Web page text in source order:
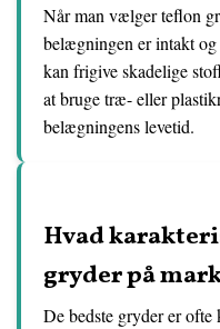
Når man vælger teflon
belægningen er intakt
kan frigive skadelige
at bruge træ- eller
belægningens levetid.
Hvad
gryder på
De bedste gryder er